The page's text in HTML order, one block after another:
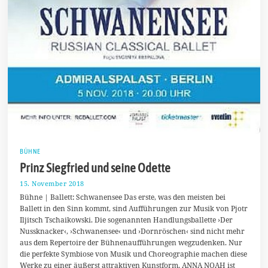
BÜHNE
Prinz Siegfried und seine Odette
15. November 2018
1
.
N
o
v
m
b
e
Bühne | Ballett: Schwanensee Das erste, was den meisten bei
Ballett in den Sinn kommt, sind Aufführungen zur Musik von Pjotr
Iljitsch Tschaikowski. Die sogenannten Handlungsballette ›Der
Nussknacker‹, ›Schwanensee‹ und ›Dornröschen‹ sind nicht mehr
aus dem Repertoire der Bühnenaufführungen wegzudenken. Nur
die perfekte Symbiose von Musik und Choreographie machen diese
Werke zu einer äußerst attraktiven Kunstform. ANNA NOAH ist